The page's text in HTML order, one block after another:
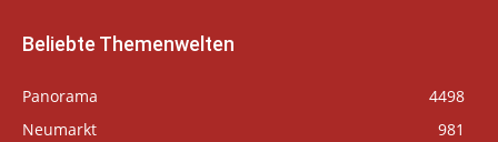
Beliebte Themenwelten
Panorama
4498
Neumarkt
981